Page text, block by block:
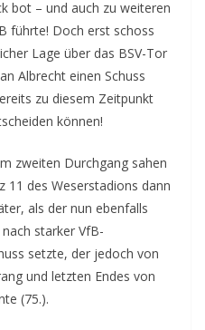
bot – und auch zu weiteren
führte! Doch erst schoss
Lage über das BSV-Tor
Albrecht einen Schuss
zu diesem Zeitpunkt
können!
zweiten Durchgang sahen
11 des Weserstadions dann
als der nun ebenfalls
starker VfB-
setzte, der jedoch von
und letzten Endes von
(75.).